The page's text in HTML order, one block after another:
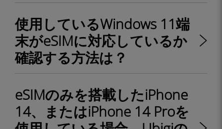
使用しているWindows 11端
末がeSIMに対応しているか
確認する方法は？
eSIMのみを搭載したiPhone
14、またはiPhone 14 Proを